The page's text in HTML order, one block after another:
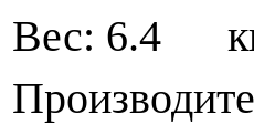
Вес: 6.4